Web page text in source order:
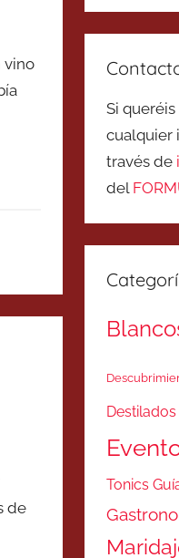
vino
de
Si
cualquier
través de
del
Destilados
Tonics